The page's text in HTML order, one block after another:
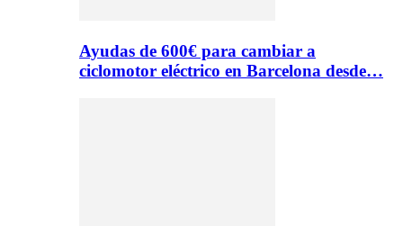
Ayudas de 600€ para cambiar a
ciclomotor eléctrico en Barcelona desde…